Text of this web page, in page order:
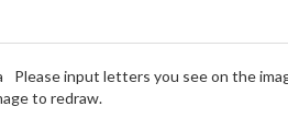
Please input letters you see on the
to redraw.